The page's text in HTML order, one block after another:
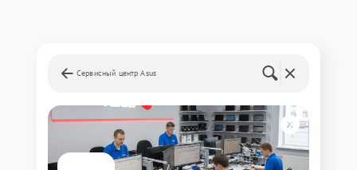
Сервисный центр Asus